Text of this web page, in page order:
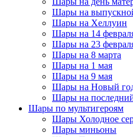
Шары на
Шары на Хеллуин
Шары на 14
Шары на 23
Шары на 8 марта
Шары на 1 мая
Шары на 9 мая
Шары на Новый
Шары на
Шары по мультигероям
Шары Холодное
Шары миньоны